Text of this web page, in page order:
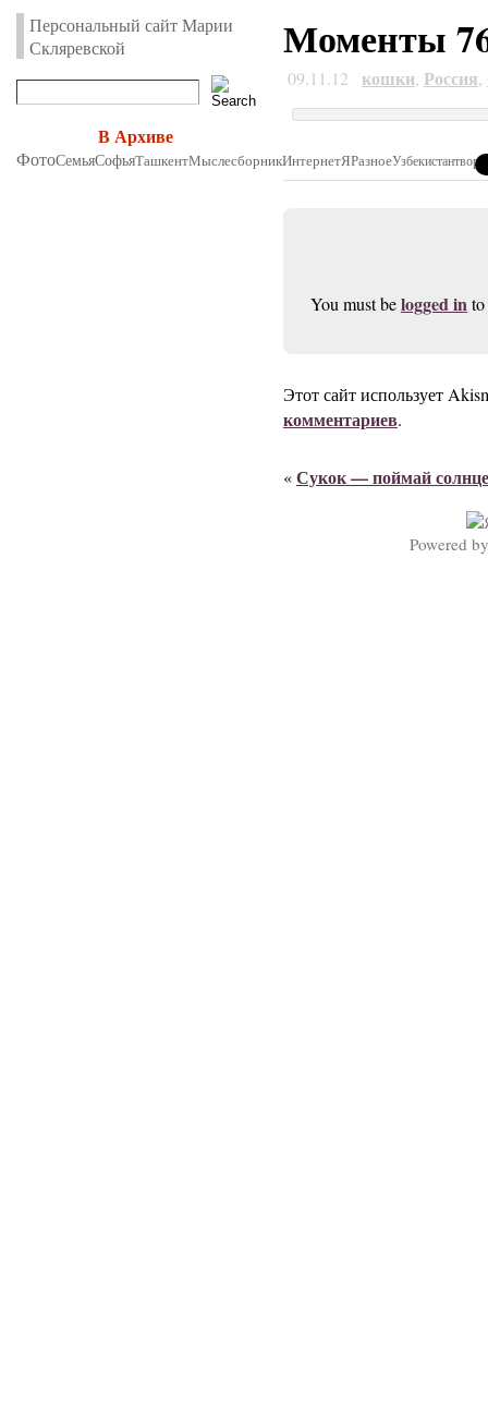
Персональный сайт Марии
Скляревской
В Архиве
ФотоСемьяСофьяТашкентМыслесборникИнтернетЯРазноеУзбекистан
Моменты
09.11.12 кошки, Россия,
You must belogged in
Этот сайт использует
комментариев.
«Сукок — поймай солнце
Powered